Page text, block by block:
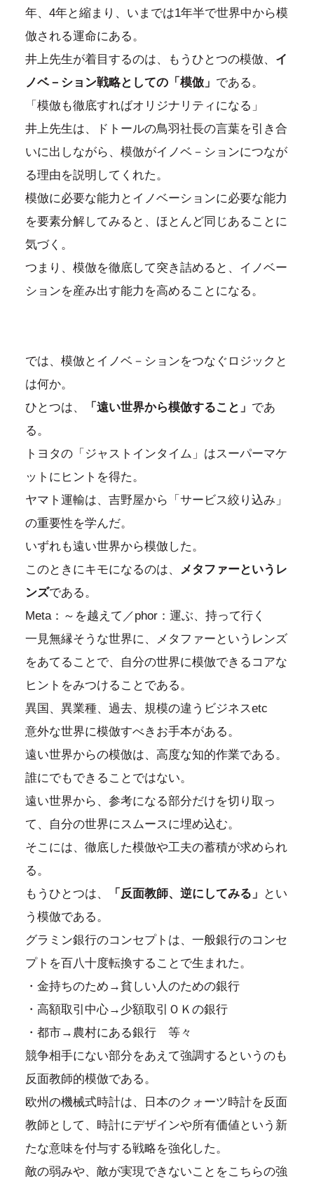
年、4年と縮まり、いまでは1年半で世界中から模
倣される運命にある。
井上先生が着目するのは、もうひとつの模倣、 イ
ノベ－ション戦略としての「模倣」 である。
「模倣も徹底すればオリジナリティになる」
井上先生は、ドトールの鳥羽社長の言葉を引き合
いに出しながら、模倣がイノベ－ションにつなが
る理由を説明してくれた。
模倣に必要な能力とイノベーションに必要な能力
を要素分解してみると、ほとんど同じあることに
気づく。
つまり、模倣を徹底して突き詰めると、イノベー
ションを産み出す能力を高めることになる。
では、模倣とイノベ－ションをつなぐロジックと
は何か。
ひとつは、
「遠い世界から模倣すること」 であ
る。
トヨタの「ジャストインタイム」はスーパーマケ
ットにヒントを得た。
ヤマト運輸は、吉野屋から「サービス絞り込み」
の重要性を学んだ。
いずれも遠い世界から模倣した。
このときにキモになるのは、
メタファーというレ
ンズである。
Meta：～を越えて／phor：運ぶ、持って行く
一見無縁そうな世界に、メタファーというレンズ
をあてることで、自分の世界に模倣できるコアな
ヒントをみつけることである。
異国、異業種、過去、規模の違うビジネスetc
意外な世界に模倣すべきお手本がある。
遠い世界からの模倣は、高度な知的作業である。
誰にでもできることではない。
遠い世界から、参考になる部分だけを切り取っ
て、自分の世界にスムースに埋め込む。
そこには、徹底した模倣や工夫の蓄積が求められ
る。
もうひとつは、
「反面教師、逆にしてみる」
とい
う模倣である。
グラミン銀行のコンセプトは、一般銀行のコンセ
プトを百八十度転換することで生まれた。
・金持ちのため→貧しい人のための銀行
・高額取引中心→少額取引ＯＫの銀行
・都市→農村にある銀行 等々
競争相手にない部分をあえて強調するというのも
反面教師的模倣である。
欧州の機械式時計は、日本のクォーツ時計を反面
教師として、時計にデザインや所有価値という新
たな意味を付与する戦略を強化した。
敵の弱みや、敵が実現できないことをこちらの強